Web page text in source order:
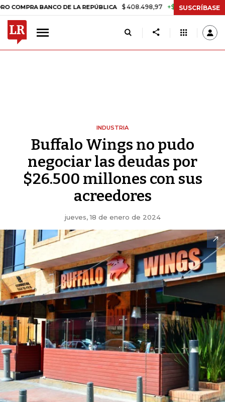
BANCO DE LA REPÚBLICA $ 408.498,97 +$ 8.753,81 +2,19%
SUSCRÍBASE
INDUSTRIA
Buffalo Wings no pudo
negociar las deudas por
$26.500 millones con sus
acreedores
jueves, 18 de enero de 2024